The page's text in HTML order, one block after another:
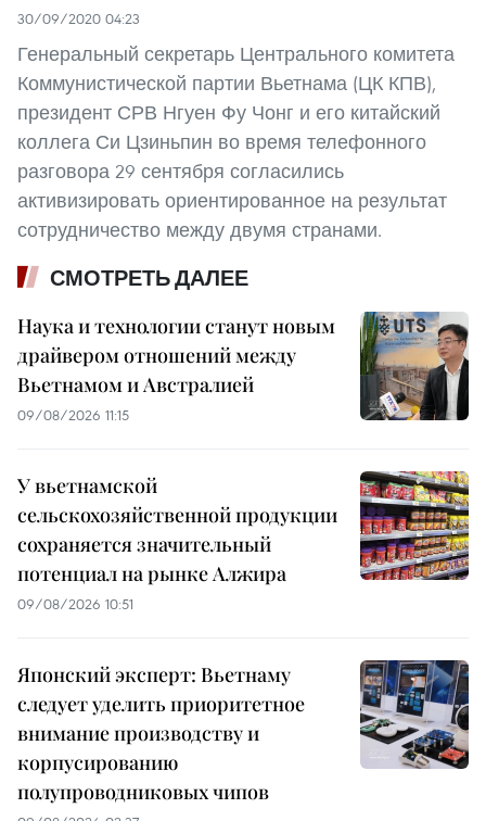
30/09/2020 04:23
Генеральный секретарь Центрального комитета
Коммунистической партии Вьетнама (ЦК КПВ),
президент СРВ Нгуен Фу Чонг и его китайский
коллега Си Цзиньпин во время телефонного
разговора 29 сентября согласились
активизировать ориентированное на результат
сотрудничество между двумя странами.
СМОТРЕТЬ ДАЛЕЕ
Наука и технологии станут новым
драйвером отношений между
Вьетнамом и Австралией
09/08/2026 11:15
У вьетнамской
сельскохозяйственной продукции
сохраняется значительный
потенциал на рынке Алжира
09/08/2026 10:51
Японский эксперт: Вьетнаму
следует уделить приоритетное
внимание производству и
корпусированию
полупроводниковых чипов